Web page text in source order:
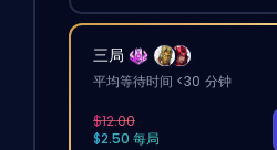
三局
平均等待时间 <30 分钟
$12.00
$2.50 每局